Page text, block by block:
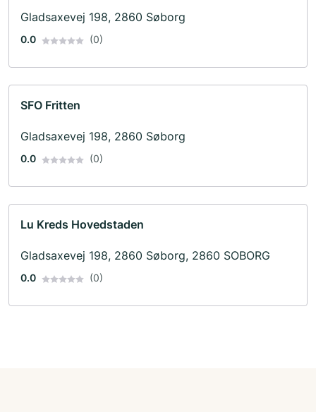
Gladsaxevej 198, 2860 Søborg
0.0 (0)
SFO Fritten
Gladsaxevej 198, 2860 Søborg
0.0 (0)
Lu Kreds Hovedstaden
Gladsaxevej 198, 2860 Søborg, 2860 SOBORG
0.0 (0)